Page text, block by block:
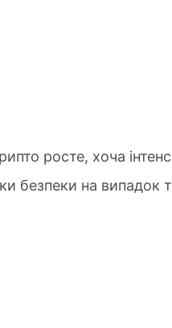
росте, хоча
на випадок